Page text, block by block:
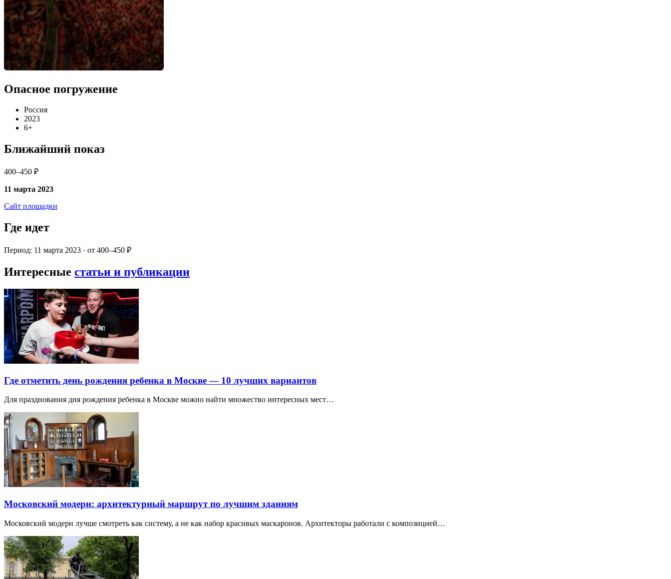
Опасное погружение
Россия
2023
6+
Ближайший показ
400–450 ₽
11 марта 2023
Сайт площадки
Где идет
Период: 11 марта 2023 · от 400–450 ₽
Интересные статьи и публикации
Где отметить день рождения ребенка в Москве — 10 лучших вариантов
Для празднования дня рождения ребенка в Москве можно найти множество интересных мест…
Московский модерн: архитектурный маршрут по лучшим зданиям
Московский модерн лучше смотреть как систему, а не как набор красивых маскаронов. Архитекторы работали с композицией…